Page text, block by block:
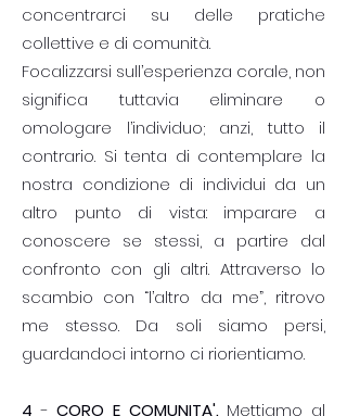
concentrarci su delle pratiche
collettive e di comunità.
Focalizzarsi sull’esperienza corale, non
significa tuttavia eliminare o
omologare l’individuo; anzi, tutto il
contrario. Si tenta di contemplare la
nostra condizione di individui da un
altro punto di vista: imparare a
conoscere se stessi, a partire dal
confronto con gli altri. Attraverso lo
scambio con “l’altro da me”, ritrovo
me stesso. Da soli siamo persi,
guardandoci intorno ci riorientiamo.
4 -CORO E COMUNITA'.Mettiamo al